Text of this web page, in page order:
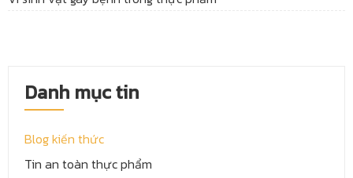
Danh mục tin
Blog kiến thức
Tin an toàn thực phẩm